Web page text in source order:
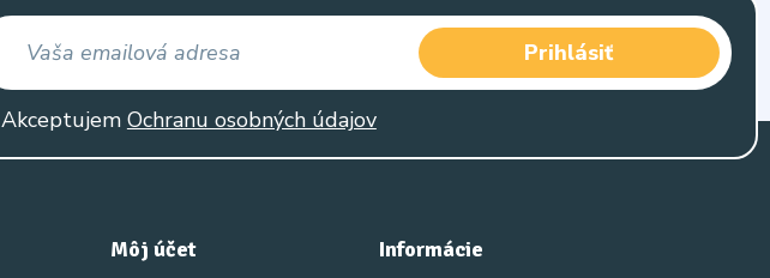
Prihlásiť
Akceptujem Ochranu osobných údajov
Môj účet Informácie